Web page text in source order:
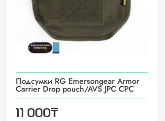
Подсумки RG Emersongear Armor
Carrier Drop pouch/AVS JPC CPC
11 000₸